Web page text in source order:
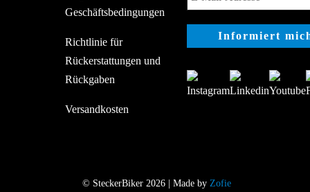
Geschäftsbedingungen
Richtlinie für
Rückerstattungen und
Rückgaben
Versandkosten
© SteckerBiker 2026 | Made by Zofie